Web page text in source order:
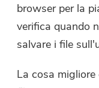
browser per la
verifica quando
salvare i file
La cosa migliore